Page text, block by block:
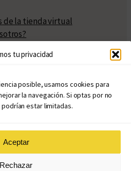
tu privacidad
posible, usamos cookies para
la navegación. Si optas por no
estar limitadas.
Aceptar
Rechazar
de la tienda virtual